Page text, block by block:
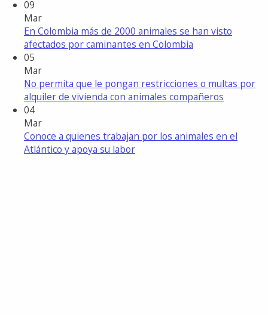
09
Mar
En Colombia más de 2000 animales se han visto
afectados por caminantes en Colombia
05
Mar
No permita que le pongan restricciones o multas por
alquiler de vivienda con animales compañeros
04
Mar
Conoce a quienes trabajan por los animales en el
Atlántico y apoya su labor